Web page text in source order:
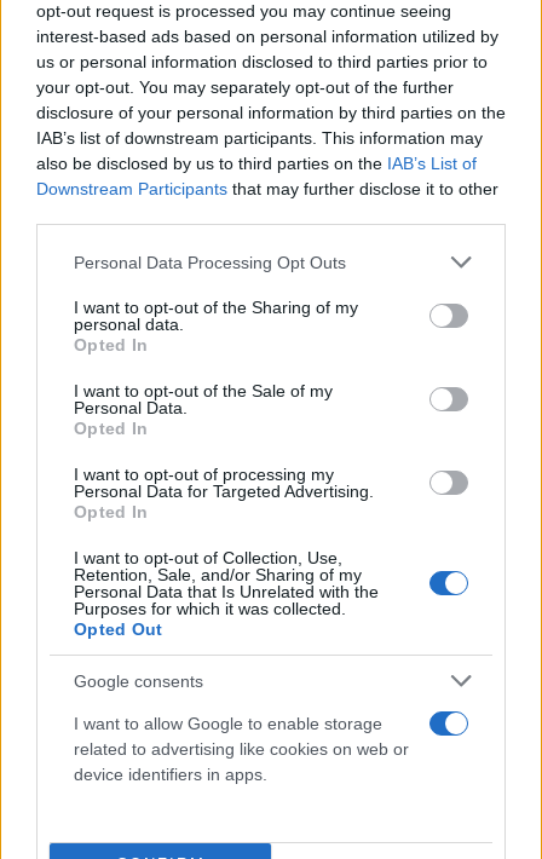
opt-out request is processed you may continue seeing
interest-based ads based on personal information utilized by
us or personal information disclosed to third parties prior to
your opt-out. You may separately opt-out of the further
disclosure of your personal information by third parties on the
IAB’s list of downstream participants. This information may
also be disclosed by us to third parties on the IAB’s List of
Downstream Participants that may further disclose it to other
Please note that this website/app uses one or more Google
not limited to your visit or usage behaviour. You may click to
grant or deny consent to Google and its third-party tags to
use your data for below specified purposes in below Google
consent section.
Personal Data Processing Opt Outs
I want to opt-out of the Sharing of my
personal data.
Opted In
I want to opt-out of the Sale of my
Personal Data.
Opted In
I want to opt-out of processing my
Personal Data for Targeted Advertising.
Opted In
I want to opt-out of Collection, Use,
Retention, Sale, and/or Sharing of my
Personal Data that Is Unrelated with the
Purposes for which it was collected.
Opted Out
Google consents
I want to allow Google to enable storage
related to advertising like cookies on web or
device identifiers in apps.
Από την πλευρά του, το Πεντάγωνο ανέφερε ότι
«λόγω ενός συνδυασμού παραγόντων που θα
μπορούσαν να επηρεάσουν την ασφάλεια
Αμερικανών στρατιωτικών και των οικογενειών
τους» στην Ευρώπη, η EUCOM εντείνει τις
προσπάθειές της προκειμένου να δοθεί «έμφαση
στην επαγρύπνηση κατά τους θερινούς μήνες».
Το υπουργείο Εξωτερικών των ΗΠΑ συμβουλεύει
τους Αμερικανούς πολίτες στη Γερμανία, όπου
βρίσκεται το αρχηγείο της EUCOM, να είναι
ιδιαίτερα προσεκτικοί λόγω του κινδύνου
τρομοκρατικών ενεργειών.
Τα ευρωπαϊκά κράτη βρίσκονται σε αυξημένη
ένοπλοι σκότωσαν σχεδόν 150 ανθρώπους στα
περίχωρα της Μόσχας, σε μια επίθεση για την
οποία την ευθύνη ανέλαβε η τζιχαντιστική